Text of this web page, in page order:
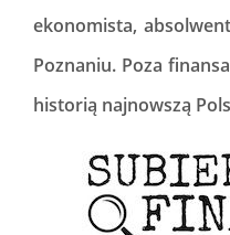
ekonomista,
Poznaniu. Poza
historią najnowszą